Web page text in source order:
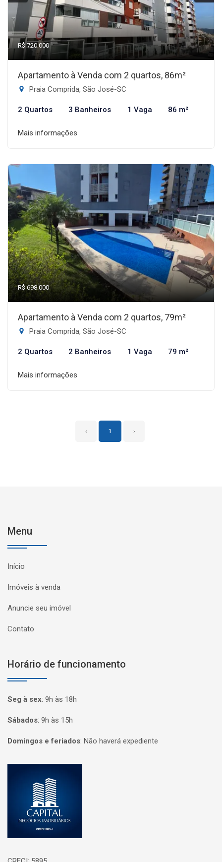
R$ 720.000
Apartamento à Venda com 2 quartos, 86m²
Praia Comprida, São José-SC
2 Quartos 3 Banheiros 1 Vaga 86 m²
Mais informações
R$ 698.000
Apartamento à Venda com 2 quartos, 79m²
Praia Comprida, São José-SC
2 Quartos 2 Banheiros 1 Vaga 79 m²
Mais informações
‹ 1 ›
Menu
Início
Imóveis à venda
Anuncie seu imóvel
Contato
Horário de funcionamento
Seg à sex: 9h às 18h
Sábados: 9h às 15h
Domingos e feriados: Não haverá expediente